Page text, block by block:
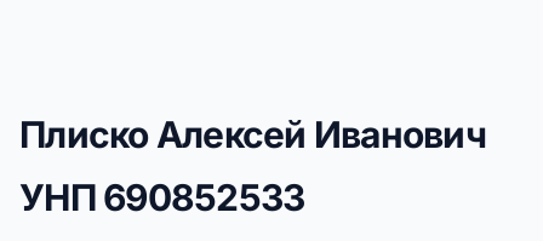
Плиско Алексей Иванович
УНП690852533